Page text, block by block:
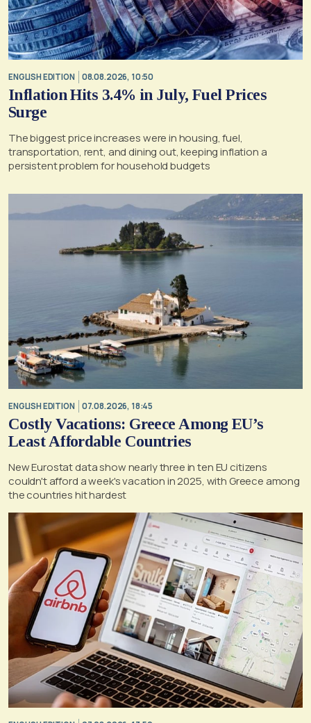
ENGLISH EDITION 08.08.2026, 10:50
Inflation Hits 3.4% in July, Fuel Prices
Surge
The biggest price increases were in housing, fuel,
transportation, rent, and dining out, keeping inflation a
persistent problem for household budgets
ENGLISH EDITION 07.08.2026, 18:45
Costly Vacations: Greece Among EU’s
Least Affordable Countries
New Eurostat data show nearly three in ten EU citizens
couldn't afford a week's vacation in 2025, with Greece among
the countries hit hardest